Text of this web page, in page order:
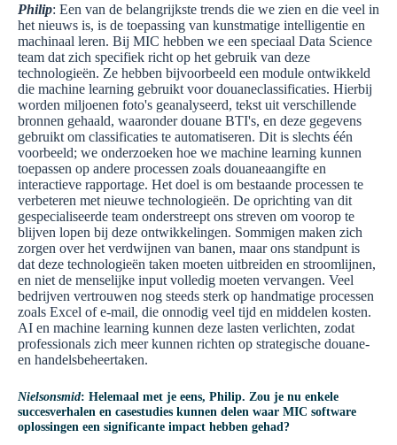
Philip: Een van de belangrijkste trends die we zien en die veel in
het nieuws is, is de toepassing van kunstmatige intelligentie en
machinaal leren. Bij MIC hebben we een speciaal Data Science
team dat zich specifiek richt op het gebruik van deze
technologieën. Ze hebben bijvoorbeeld een module ontwikkeld
die machine learning gebruikt voor douaneclassificaties. Hierbij
worden miljoenen foto's geanalyseerd, tekst uit verschillende
bronnen gehaald, waaronder douane BTI's, en deze gegevens
gebruikt om classificaties te automatiseren. Dit is slechts één
voorbeeld; we onderzoeken hoe we machine learning kunnen
toepassen op andere processen zoals douaneaangifte en
interactieve rapportage. Het doel is om bestaande processen te
verbeteren met nieuwe technologieën. De oprichting van dit
gespecialiseerde team onderstreept ons streven om voorop te
blijven lopen bij deze ontwikkelingen. Sommigen maken zich
zorgen over het verdwijnen van banen, maar ons standpunt is
dat deze technologieën taken moeten uitbreiden en stroomlijnen,
en niet de menselijke input volledig moeten vervangen. Veel
bedrijven vertrouwen nog steeds sterk op handmatige processen
zoals Excel of e-mail, die onnodig veel tijd en middelen kosten.
AI en machine learning kunnen deze lasten verlichten, zodat
professionals zich meer kunnen richten op strategische douane-
en handelsbeheertaken.
Nielsonsmid: Helemaal met je eens, Philip. Zou je nu enkele
succesverhalen en casestudies kunnen delen waar MIC software
oplossingen een significante impact hebben gehad?